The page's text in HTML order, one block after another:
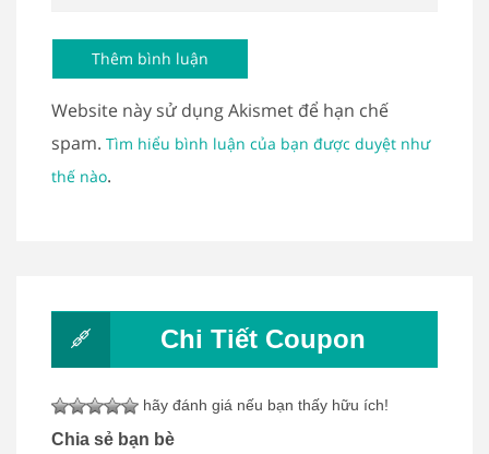
Website này sử dụng Akismet để hạn chế
spam. Tìm hiểu bình luận của bạn được duyệt như
thế nào.
Chi Tiết Coupon
hãy đánh giá nếu bạn thấy hữu ích!
Chia sẻ bạn bè